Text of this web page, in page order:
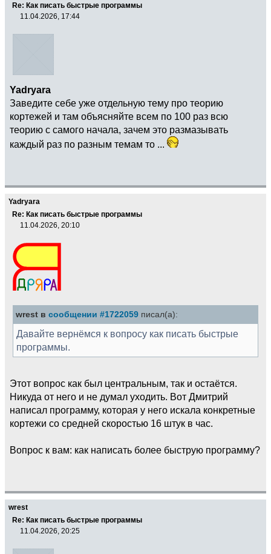
Re: Как писать быстрые программы
11.04.2026, 17:44
Yadryara
Заведите себе уже отдельную тему про теорию
кортежей и там объясняйте всем по 100 раз всю
теорию с самого начала, зачем это размазывать
каждый раз по разным темам то ...
Yadryara
Re: Как писать быстрые программы
11.04.2026, 20:10
wrest в сообщении #1722059 писал(а):
Давайте вернёмся к вопросу как писать быстрые
программы.
Этот вопрос как был центральным, так и остаётся.
Никуда от него и не думал уходить. Вот Дмитрий
написал программу, которая у него искала конкретные
кортежи со средней скоростью 16 штук в час.
Вопрос к вам: как написать более быструю программу?
wrest
Re: Как писать быстрые программы
11.04.2026, 20:25